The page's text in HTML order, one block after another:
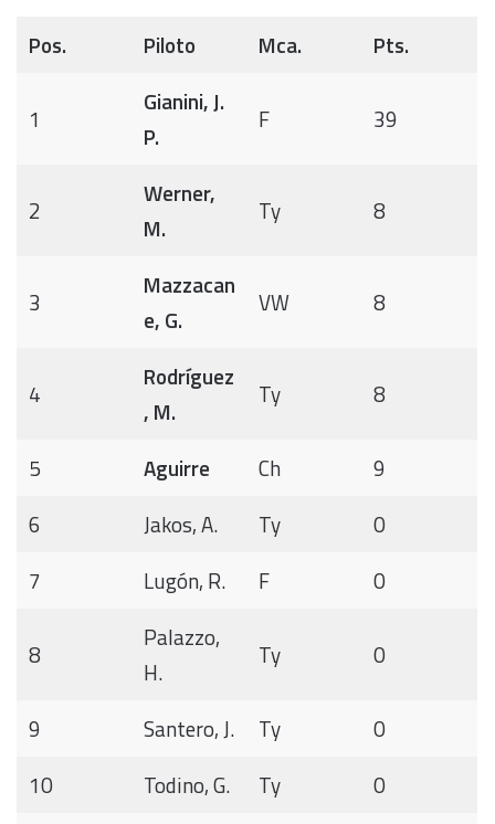
Pos. Piloto Mca. Pts.
1
Gianini, J.
P.
F 39
2
Werner,
M.
Ty 8
3
Mazzacan
e, G.
VW 8
4
Rodríguez
, M.
Ty 8
5 Aguirre Ch
9
6
Jakos, A. Ty
0
7
Lugón, R. F 0
8
Palazzo,
H.
Ty 0
9 Santero, J. Ty
0
10
Todino, G. Ty 0